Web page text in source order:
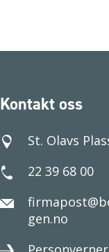
Kontakt oss
St. Olavs
22 39 68 00
gen.no